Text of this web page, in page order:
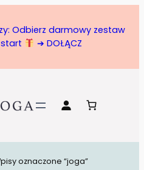
Odbierz darmowy zestaw
➔ DOŁĄCZ
oznaczone “joga”